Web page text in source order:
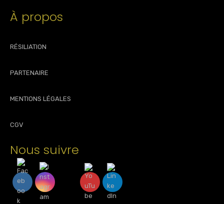
À propos
RÉSILIATION
PARTENAIRE
MENTIONS LÉGALES
CGV
Nous suivre